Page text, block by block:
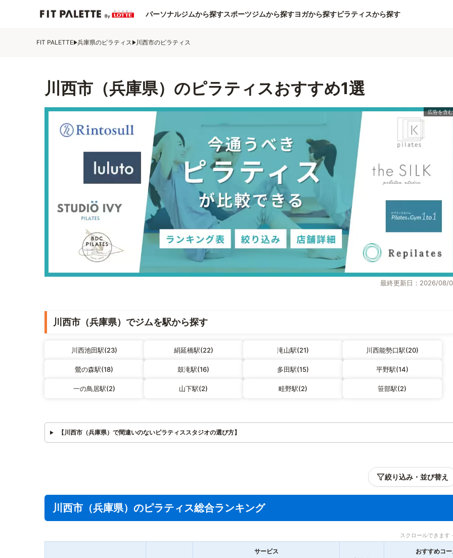
パーソナルジムから探すスポーツジムから探すヨガから探すピラティスから探す
FIT PALETTE 兵庫県のピラティス 川西市のピラティス
川西市（兵庫県）のピラティスおすすめ1選
最終更新日：2026/08/
川西市（兵庫県）でジムを駅から探す
川西池田駅(23) 絹延橋駅(22) 滝山駅(21) 川西能勢口駅(20)
鶯の森駅(18) 鼓滝駅(16) 多田駅(15) 平野駅(14)
一の鳥居駅(2) 山下駅(2) 畦野駅(2) 笹部駅(2)
【川西市（兵庫県）で間違いのないピラティススタジオの選び方】
絞り込み・並び替え
川西市（兵庫県）のピラティス総合ランキング
スクロールできます
サービス
おすすめコー